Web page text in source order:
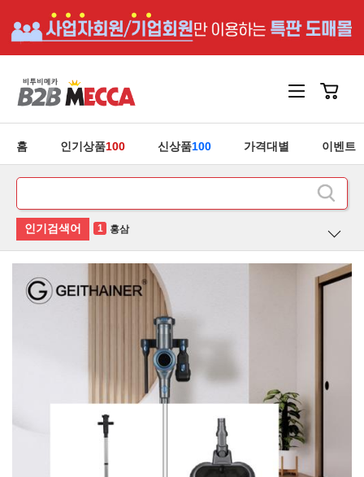
홈 인기상품100 신상품100 가격대별 이벤트
2 후라이팬
4 청소기